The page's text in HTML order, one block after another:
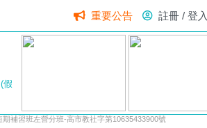
重要公告 註冊 / 登入
(假
補習班左營分班-高市教社字第10635433900號